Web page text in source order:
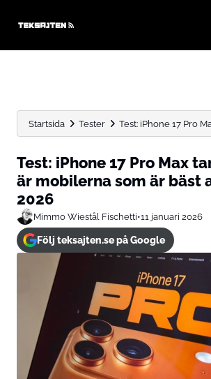
Startsida Tester Test: iPhone 17 Pro
Test: iPhone 17 Pro Max
är mobilerna som är bäst
2026
Mimmo Wiestål Fischetti•11 januari 2026
Följ teksajten.se på Google